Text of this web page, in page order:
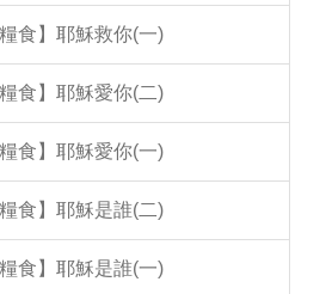
食】耶穌救你(一)
食】耶穌愛你(二)
食】耶穌愛你(一)
食】耶穌是誰(二)
食】耶穌是誰(一)